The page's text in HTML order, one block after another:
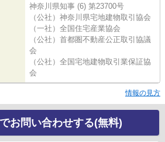
神奈川県知事 (6) 第23700号
（公社）神奈川県宅地建物取引協会
（一社）全国住宅産業協会
（公社）首都圏不動産公正取引協議
会
（公社）全国宅地建物取引業保証協
会
情報の見方
お問い合わせする(無料)